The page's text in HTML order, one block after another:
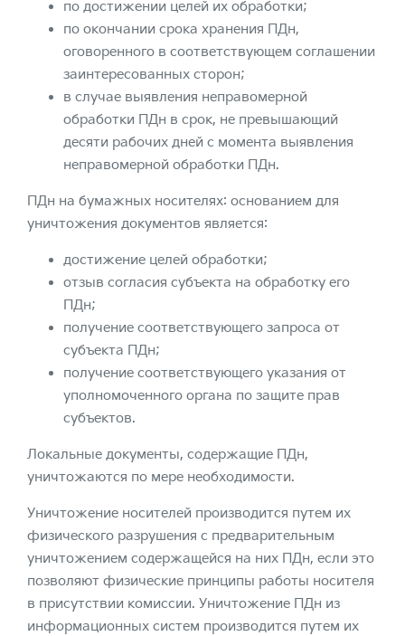
по достижении целей их обработки;
по окончании срока хранения ПДн,
оговоренного в соответствующем соглашении
заинтересованных сторон;
в случае выявления неправомерной
обработки ПДн в срок, не превышающий
десяти рабочих дней с момента выявления
неправомерной обработки ПДн.
ПДн на бумажных носителях: основанием для
уничтожения документов является:
достижение целей обработки;
отзыв согласия субъекта на обработку его
ПДн;
получение соответствующего запроса от
субъекта ПДн;
получение соответствующего указания от
уполномоченного органа по защите прав
субъектов.
Локальные документы, содержащие ПДн,
уничтожаются по мере необходимости.
Уничтожение носителей производится путем их
физического разрушения с предварительным
уничтожением содержащейся на них ПДн, если это
позволяют физические принципы работы носителя
в присутствии комиссии. Уничтожение ПДн из
информационных систем производится путем их